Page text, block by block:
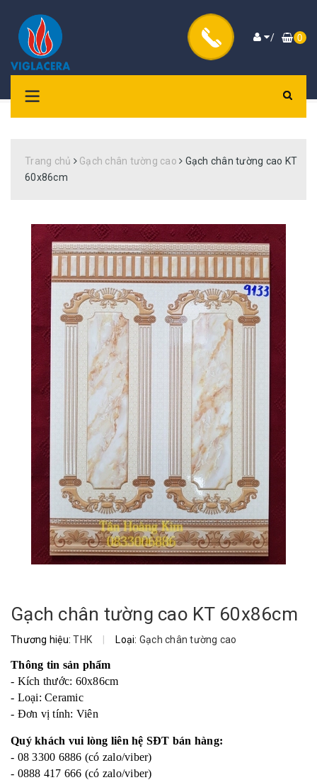
/ 0
Trang chủ Gạch chân tường cao
Gạch chân tường cao KT
60x86cm
Gạch chân tường cao KT 60x86cm
Thương hiệu:THK | Loại: Gạch chân tường cao
Thông tin sản phẩm
- Kích thước: 60x86cm
- Loại: Ceramic
- Đơn vị tính: Viên
Quý khách vui lòng liên hệ SĐT bán hàng:
- 08 3300 6886 (có zalo/viber)
- 0888 417 666 (có zalo/viber)